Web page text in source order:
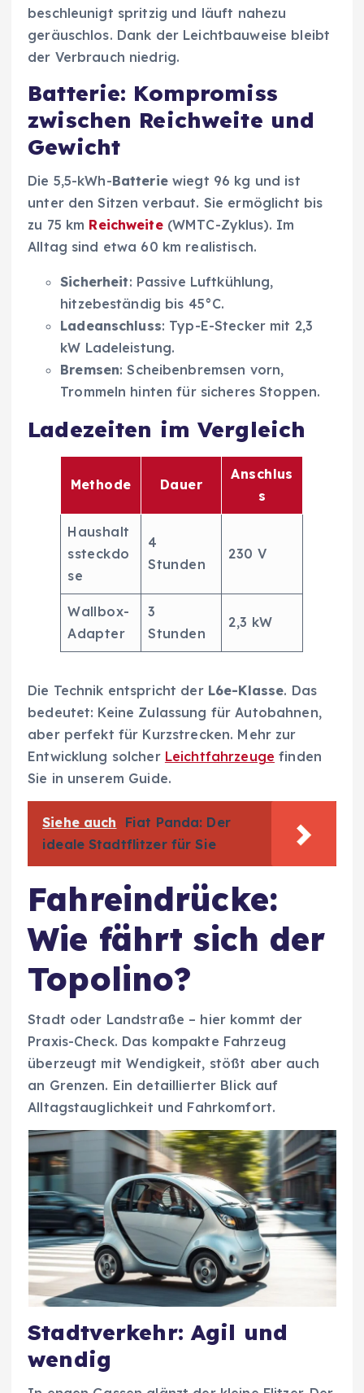
beschleunigt spritzig und läuft nahezu
geräuschlos. Dank der Leichtbauweise bleibt
der Verbrauch niedrig.
Batterie: Kompromiss
zwischen Reichweite und
Gewicht
Die 5,5-kWh-Batteriewiegt 96 kg und ist
unter den Sitzen verbaut. Sie ermöglicht bis
zu 75 km Reichweite(WMTC-Zyklus). Im
Alltag sind etwa 60 km realistisch.
Sicherheit: Passive Luftkühlung,
hitzebeständig bis 45°C.
Ladeanschluss: Typ-E-Stecker mit 2,3
kW Ladeleistung.
Bremsen: Scheibenbremsen vorn,
Trommeln hinten für sicheres Stoppen.
Ladezeiten im Vergleich
Methode Dauer
Anschlus
s
Haushalt
ssteckdo
se
4
Stunden
230 V
Wallbox-
Adapter
3
Stunden
2,3 kW
Die Technik entspricht der L6e-Klasse. Das
bedeutet: Keine Zulassung für Autobahnen,
aber perfekt für Kurzstrecken. Mehr zur
Entwicklung solcher Leichtfahrzeuge finden
Sie in unserem Guide.
Siehe auch
Fiat Panda: Der
ideale Stadtflitzer für Sie
Fahreindrücke:
Wie fährt sich der
Topolino?
Stadt oder Landstraße – hier kommt der
Praxis-Check. Das kompakte Fahrzeug
überzeugt mit Wendigkeit, stößt aber auch
an Grenzen. Ein detaillierter Blick auf
Alltagstauglichkeit und Fahrkomfort.
Stadtverkehr: Agil und
wendig